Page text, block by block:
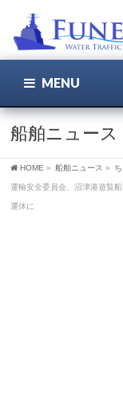
MENU
船舶ニュース
HOME » 船舶ニュース »
運輸安全委員会、沼津港遊覧
運休に
ユーザー名 / メール